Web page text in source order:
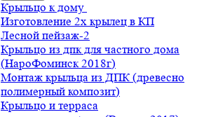
Крыльцо к дому
Изготовление 2х крылец в КП
Лесной пейзаж-2
Крыльцо из дпк для частного дома
(НароФоминск 2018г)
Монтаж крыльца из ДПК (древесно
полимерный композит)
Крыльцо и терраса